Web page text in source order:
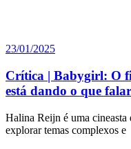
23/01/2025
Crítica | Babygirl: O
está dando o que falar
Halina Reijn é uma cineasta
explorar temas complexos e